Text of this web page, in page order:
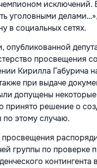
уголовными
в социальных сетях.
опубликованной
просвещения
Кирилла Габурича
при выдаче
допущены
принято решение о
по этому случаю.
группы по проверке
контингента в